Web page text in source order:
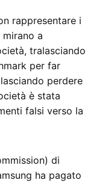
rappresentare i
a
tralasciando
per far
perdere
è stata
falsi verso la
di
ha pagato